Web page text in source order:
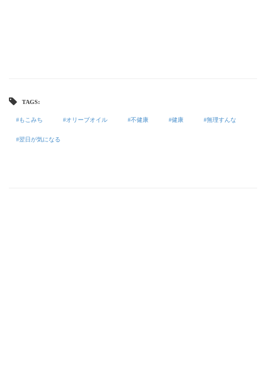
TAGS:
もこみち オリーブオイル 不健康 健康 無理すんな
翌日が気になる